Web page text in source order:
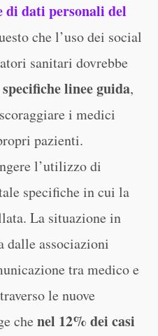
di dati personali del
che l’uso dei social
sanitari dovrebbe
linee guida,
i medici
pazienti.
l’utilizzo di
specifiche in cui la
La situazione in
dalle associazioni
tra medico e
le nuove
che nel 12% dei casi